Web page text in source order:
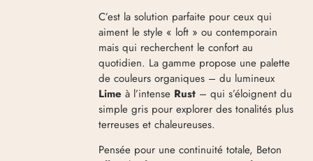
C’est la solution parfaite pour ceux qui
aiment le style « loft » ou contemporain
mais qui recherchent le confort au
quotidien. La gamme propose une palette
de couleurs organiques – du lumineux
Lime à l’intense Rust – qui s’éloignent du
simple gris pour explorer des tonalités plus
terreuses et chaleureuses.
Pensée pour une continuité totale, Beton